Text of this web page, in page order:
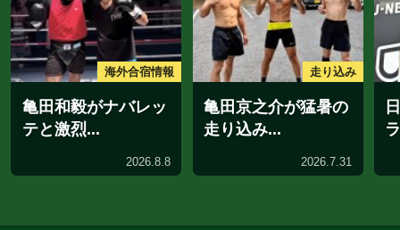
発表会見
日本ユース王者・丸
元大五郎...
2026.8.7
井上真吾トレー
が綴る「...